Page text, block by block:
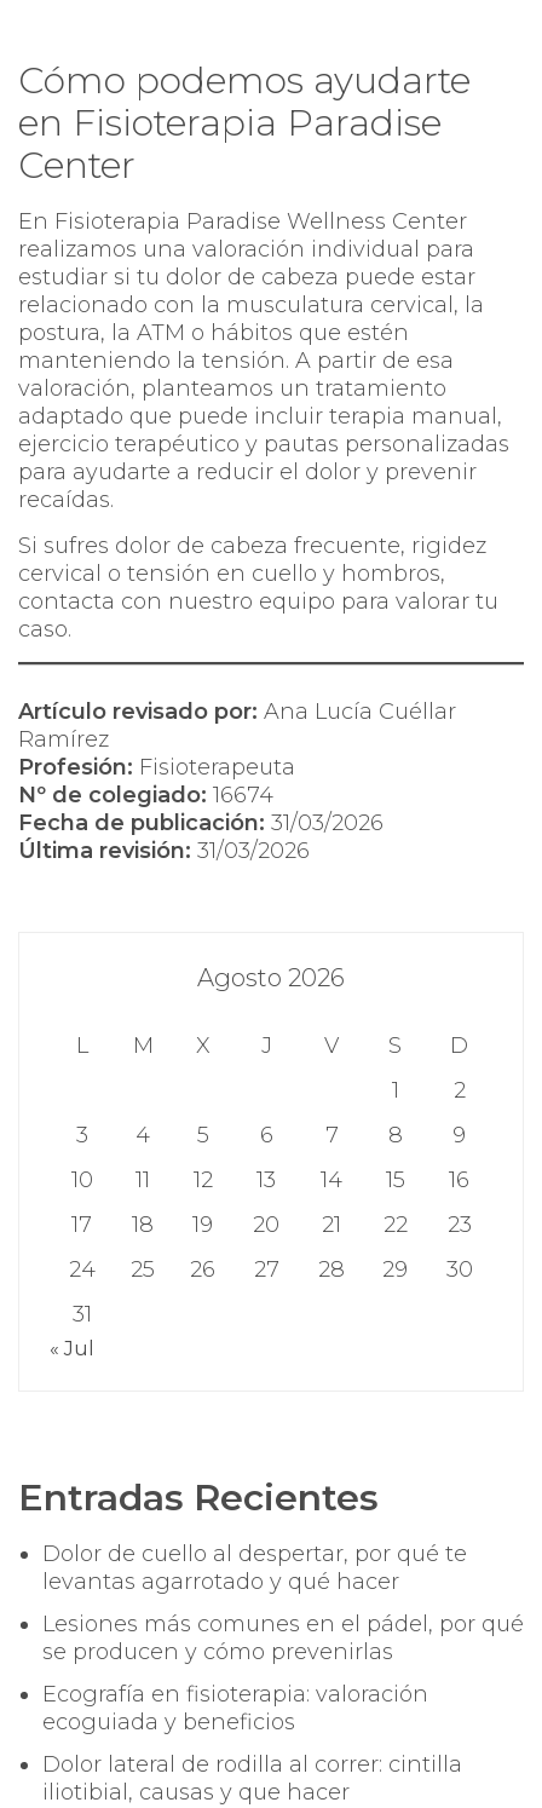
Cómo podemos ayudarte
en Fisioterapia Paradise
Center
En Fisioterapia Paradise Wellness Center
realizamos una valoración individual para
estudiar si tu dolor de cabeza puede estar
relacionado con la musculatura cervical, la
postura, la ATM o hábitos que estén
manteniendo la tensión. A partir de esa
valoración, planteamos un tratamiento
adaptado que puede incluir terapia manual,
ejercicio terapéutico y pautas personalizadas
para ayudarte a reducir el dolor y prevenir
recaídas.
Si sufres dolor de cabeza frecuente, rigidez
cervical o tensión en cuello y hombros,
contacta con nuestro equipo para valorar tu
caso.
Artículo revisado por: Ana Lucía Cuéllar
Ramírez
Profesión: Fisioterapeuta
Nº de colegiado: 16674
Fecha de publicación: 31/03/2026
Última revisión: 31/03/2026
Agosto 2026
L M X J V S
D
1
2
3
4 5 6 7 8
9
10
11 12 13 14 15
16
17
18 19 20 21 22
23
24
25 26 27 28 29
30
31
« Jul
Entradas Recientes
Dolor de cuello al despertar, por qué te
levantas agarrotado y qué hacer
Lesiones más comunes en el pádel, por qué
se producen y cómo prevenirlas
Ecografía en fisioterapia: valoración
ecoguiada y beneficios
Dolor lateral de rodilla al correr: cintilla
iliotibial, causas y que hacer